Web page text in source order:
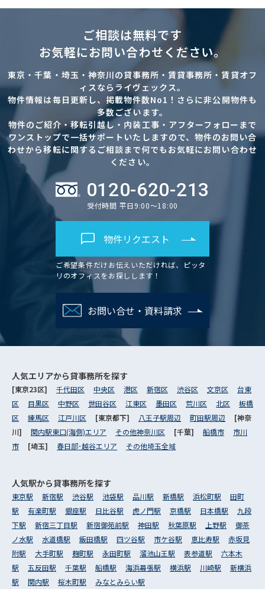
ご相談は無料です
お気軽にお問い合わせください。
東京・千葉・埼玉・神奈川の貸事務所・賃貸事務所・賃貸オフ
ィスならライヴェックス。
物件情報は毎日更新し、掲載物件数No1！さらに非公開物件も
多数ございます。
物件のご紹介・移転引越し・内装工事・アフターフォローまで
ワンストップで一括サポートいたしますので、物件のお問い合
わせから移転に関するご相談まで何でもお気軽にお問い合わせ
ください。
0120-620-213
受付時間 平日9:00～18:00
物件リクエスト
ご希望条件だけお伝えいただければ、ピッタ
リのオフィスをお探しします！
お問い合せ・資料請求
人気エリアから貸事務所を探す
[東京23区] 千代田区 中央区 港区 新宿区 渋谷区 文京区
台東
区
目黒区 中野区 世田谷区 江東区 墨田区 荒川区 北区
板橋
区
練馬区 江戸川区 [東京都下] 八王子駅周辺 町田駅周辺
[神奈
川] 関内駅東口(海側)エリア その他神奈川区 [千葉] 船橋市
市川
市
[埼玉] 春日部･越谷エリア その他埼玉全域
人気駅から貸事務所を探す
東京駅 新宿駅 渋谷駅 池袋駅 品川駅 新橋駅 浜松町駅
田町
駅
有楽町駅 銀座駅 日比谷駅 虎ノ門駅 京橋駅 日本橋駅
九段
下駅
新宿三丁目駅 新宿御苑前駅 神田駅 秋葉原駅 上野駅
御茶
ノ水駅
水道橋駅 飯田橋駅 四ツ谷駅 市ケ谷駅 恵比寿駅
赤坂見
附駅
大手町駅 麹町駅 永田町駅 溜池山王駅 表参道駅
六本木
駅
五反田駅 千葉駅 船橋駅 海浜幕張駅 横浜駅 川崎駅
新横浜
駅
関内駅 桜木町駅 みなとみらい駅